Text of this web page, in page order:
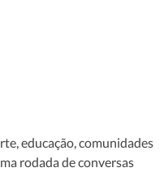
educação, comunidades
rodada de conversas